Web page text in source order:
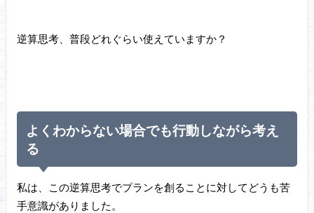
逆算思考、普段どれぐらい使えていますか？
よくわからない場合でも行動しながら考え
る
私は、この逆算思考でプランを創ることに対してどうも苦
手意識がありました。